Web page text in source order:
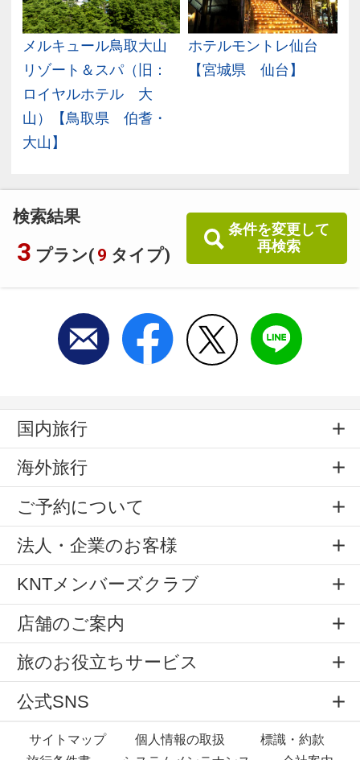
検索結果
3 プラン( 9 タイプ)
条件を変更して
再検索
メルキュール鳥取大山
リゾート＆スパ（旧：
ロイヤルホテル 大
山）【鳥取県 伯耆・
大山】
ホテルモントレ仙台
【宮城県 仙台】
国内旅行
海外旅行
ご予約について
法人・企業のお客様
KNTメンバーズクラブ
店舗のご案内
旅のお役立ちサービス
公式SNS
サイトマップ 個人情報の取扱
標識・約款